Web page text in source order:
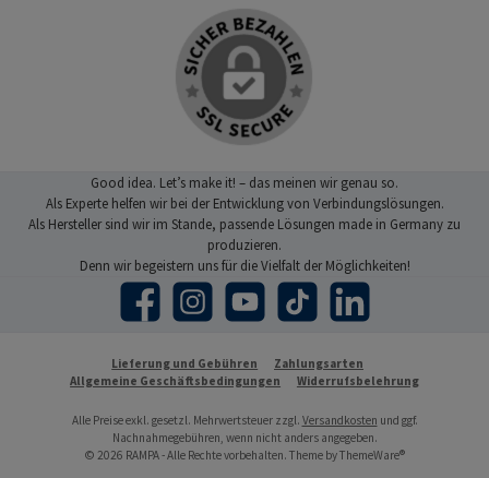
Good idea. Let’s make it! – das meinen wir genau so.
Als Experte helfen wir bei der Entwicklung von Verbindungslösungen.
Als Hersteller sind wir im Stande, passende Lösungen made in Germany zu
produzieren.
Denn wir begeistern uns für die Vielfalt der Möglichkeiten!
Facebook Instagram YouTube TikTok LinkedIn
Lieferung und Gebühren
Zahlungsarten
Allgemeine Geschäftsbedingungen
Widerrufsbelehrung
Alle Preise exkl. gesetzl. Mehrwertsteuer zzgl. Versandkosten und ggf.
Nachnahmegebühren, wenn nicht anders angegeben.
© 2026 RAMPA - Alle Rechte vorbehalten. Theme byThemeWare®